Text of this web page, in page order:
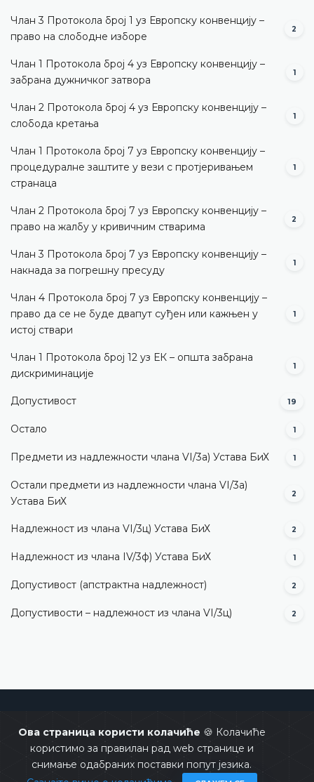
Ова страница користи колачиће 🍪 Колачиће
користимо за правилан рад web странице и
снимање одабраних поставки попут језика.
Члан 3 Протокола број 1 уз Европску конвенцију –
право на слободне изборе
2
Члан 1 Протокола број 4 уз Европску конвенцију –
забрана дужничког затвора
1
Члан 2 Протокола број 4 уз Европску конвенцију –
слобода кретања
1
Члан 1 Протокола број 7 уз Европску конвенцију –
процедуралне заштите у вези с протјеривањем
странаца
1
Члан 2 Протокола број 7 уз Европску конвенцију –
право на жалбу у кривичним стварима
2
Члан 3 Протокола број 7 уз Европску конвенцију –
накнада за погрешну пресуду
1
Члан 4 Протокола број 7 уз Европску конвенцију –
право да се не буде двапут суђен или кажњен у
истој ствари
1
Члан 1 Протокола број 12 уз ЕК – општа забрана
дискриминације
1
Допустивост 19
Остало 1
Предмети из надлежности члана VI/3а) Устава БиХ 1
Остали предмети из надлежности члана VI/3а)
Устава БиХ
2
Надлежност из члана VI/3ц) Устава БиХ 2
Надлежност из члана IV/3ф) Устава БиХ 1
Допустивост (aпстрактна надлежност) 2
Допустивости – надлежност из члана VI/3ц) 2